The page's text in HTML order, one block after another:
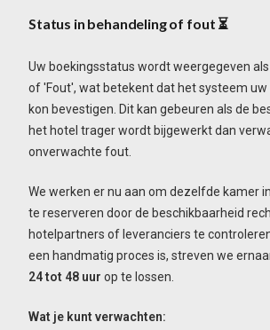
Status in behandeling of fout ⏳
Uw boekingsstatus wordt weergegeven
of 'Fout', wat betekent dat het systeem
kon bevestigen. Dit kan gebeuren als de
het hotel trager wordt bijgewerkt dan
onverwachte fout.
We werken er nu aan om dezelfde kamer
te reserveren door de beschikbaarheid
hotelpartners of leveranciers te
een handmatig proces is, streven we
24 tot 48 uur op te lossen.
Wat je kunt verwachten: